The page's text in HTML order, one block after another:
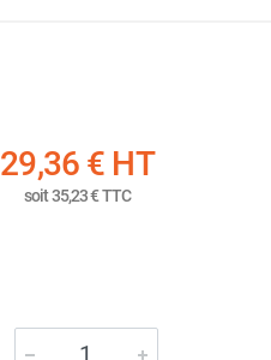
29,36 € HT
soit35,23 €TTC